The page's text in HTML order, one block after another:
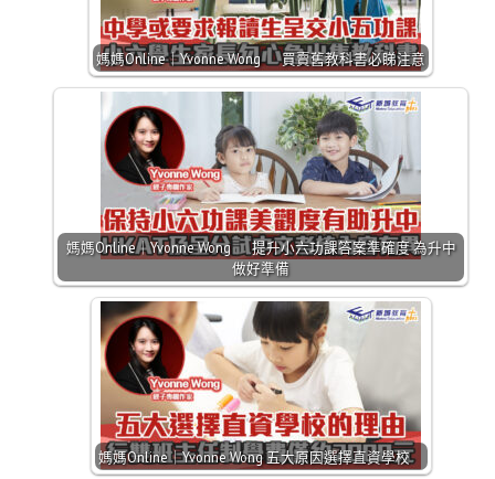
媽媽Online｜Yvonne Wong 買賣舊教科書必睇注意
媽媽Online｜Yvonne Wong 提升小六功課答案準確度 為升中
做好準備
媽媽Online｜Yvonne Wong 五大原因選擇直資學校